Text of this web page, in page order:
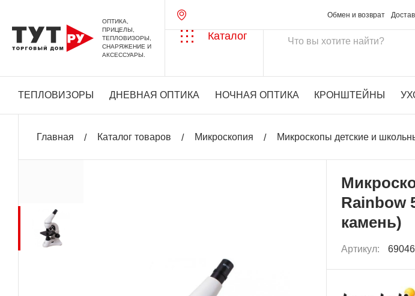
ОПТИКА,
ПРИЦЕЛЫ,
ТЕПЛОВИЗОРЫ,
СНАРЯЖЕНИЕ И
АКСЕССУАРЫ.
Обмен и возврат
Каталог
ТЕПЛОВИЗОРЫ ДНЕВНАЯ ОПТИКА НОЧНАЯ ОПТИКА КРОНШТЕЙНЫ
Главная Каталог товаров Микроскопия Микроскопы детские и
Rainbow
камень)
Артикул: 69046